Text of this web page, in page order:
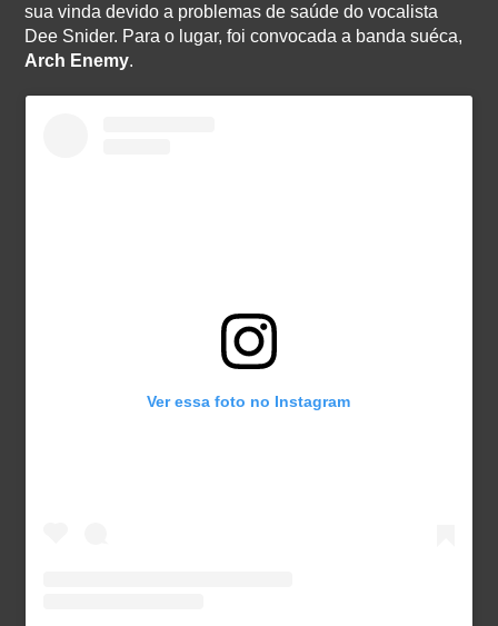
sua vinda devido a problemas de saúde do vocalista
Dee Snider. Para o lugar, foi convocada a banda suéca,
Arch Enemy.
Ver essa foto no Instagram